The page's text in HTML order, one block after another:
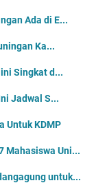
Ada di E...
Ka...
Singkat d...
Jadwal S...
Untuk KDMP
Mahasiswa Uni...
untuk...